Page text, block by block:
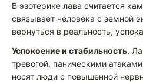
В эзотерике лава считается
связывает человека с земной
вернуться в реальность,
Успокоение и стабильность.
тревогой, паническими
носят люди с повышенной